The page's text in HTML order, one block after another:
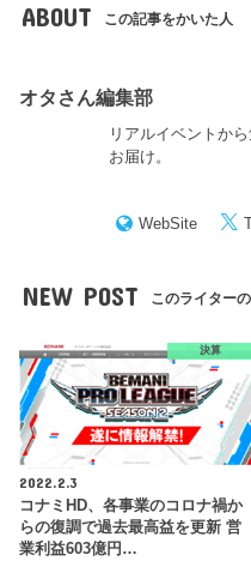
ABOUT この記事をかいた人
オタさん編集部
リアルイベントか
お届け。
WebSite
NEW POST このライター
決算
2022.2.3
コナミHD、各事業のコロナ禍か
らの復調で過去最高益を更新 営
業利益603億円…